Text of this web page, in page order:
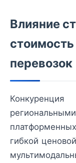
Влияние
перевозок
гибкой